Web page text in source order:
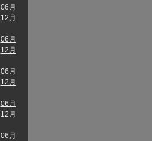
06月
12月
06月
12月
06月
12月
06月
12月
06月